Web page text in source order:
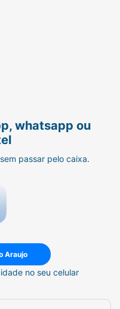
whatsapp ou
passar pelo caixa.
Araujo
no seu celular